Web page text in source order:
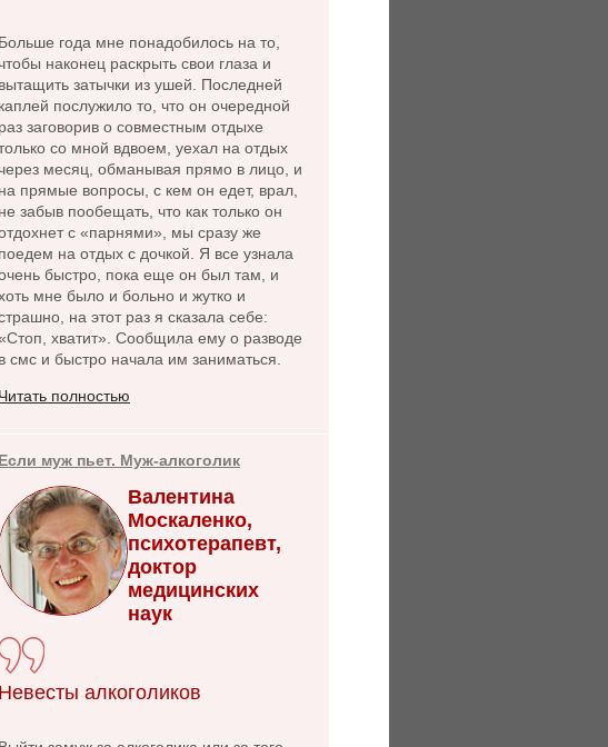
Больше года мне понадобилось на то,
наконец раскрыть свои глаза и
вытащить затычки из ушей. Последней
каплей послужило то, что он очередной
раз заговорив о совместным отдыхе
со мной вдвоем, уехал на отдых
месяц, обманывая прямо в лицо, и
на прямые вопросы, с кем он едет, врал,
не забыв пообещать, что как только он
с «парнями», мы сразу же
поедем на отдых с дочкой. Я все узнала
быстро, пока еще он был там, и
мне было и больно и жутко и
на этот раз я сказала себе:
хватит». Сообщила ему о разводе
в смс и быстро начала им заниматься.
Читать полностью
Если муж пьет. Муж-алкоголик
Валентина
Москаленко,
психотерапевт,
доктор
медицинских
наук
Невесты алкоголиков